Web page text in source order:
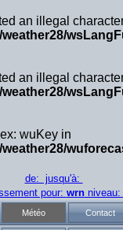
an illegal
an illegal
wuKey in
de: jusqu'à:
pour: wrnniveau:
Météo Contact